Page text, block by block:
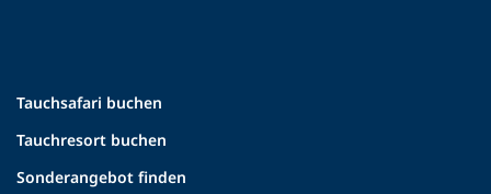
Tauchsafari buchen
Tauchresort buchen
Sonderangebot finden